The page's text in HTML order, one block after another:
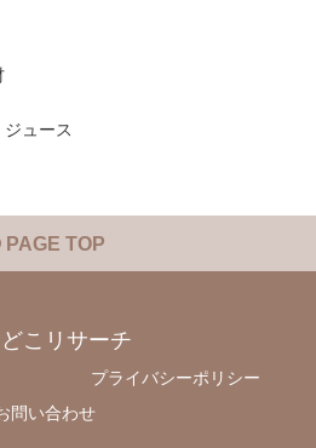
ュース
PAGE TOP
こリサーチ
プライバシーポリシー
問い合わせ